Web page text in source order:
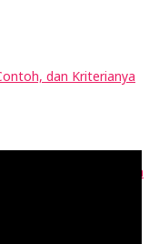
dan Kriterianya
Buat dan Contohnya